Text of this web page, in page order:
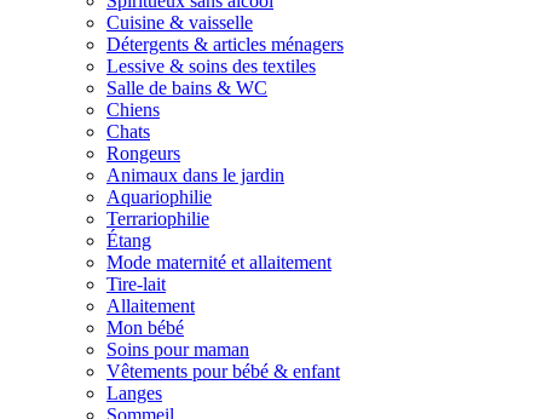
Cuisine & vaisselle
Détergents & articles ménagers
Lessive & soins des textiles
Salle de bains & WC
Chiens
Chats
Rongeurs
Animaux dans le jardin
Aquariophilie
Terrariophilie
Étang
Mode maternité et allaitement
Tire-lait
Allaitement
Mon bébé
Soins pour maman
Vêtements pour bébé & enfant
Langes
Sommeil